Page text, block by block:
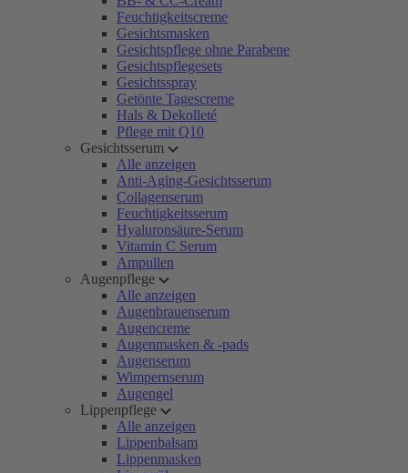
Feuchtigkeitscreme
Gesichtsmasken
Gesichtspflege ohne Parabene
Gesichtspflegesets
Gesichtsspray
Getönte Tagescreme
Hals & Dekolleté
Pflege mit Q10
Gesichtsserum
Alle anzeigen
Anti-Aging-Gesichtsserum
Collagenserum
Feuchtigkeitsserum
Hyaluronsäure-Serum
Vitamin C Serum
Ampullen
Augenpflege
Alle anzeigen
Augenbrauenserum
Augencreme
Augenmasken & -pads
Augenserum
Wimpernserum
Augengel
Lippenpflege
Alle anzeigen
Lippenbalsam
Lippenmasken